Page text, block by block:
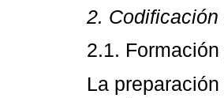
2. Codificación
2.1.
La